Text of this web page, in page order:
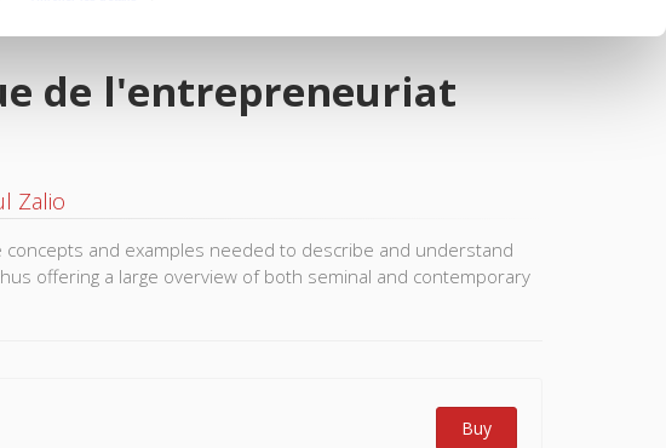
de l'entrepreneuriat
Zalio
and examples needed to describe and understand
offering a large overview of both seminal and contemporary
Buy